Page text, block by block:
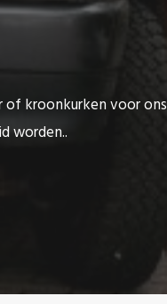
of kroonkurken voor ons
worden..